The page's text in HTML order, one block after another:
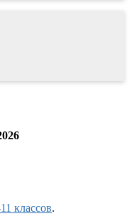
классов.